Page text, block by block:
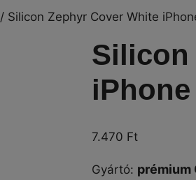
/ Silicon Zephyr Cover White
Silicon
7.470 Ft
Gyártó: prémium